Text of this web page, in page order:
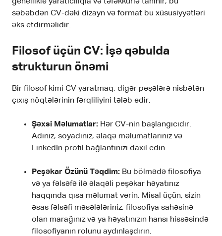
səbəbdən CV-dəki dizayn və format bu xüsusiyyətləri
əks etdirməlidir.
Filosof üçün CV: İşə qəbulda
strukturun önəmi
Bir filosof kimi CV yaratmaq, digər peşələrə nisbətən
çıxış nöqtələrinin fərqliliyini tələb edir.
Şəxsi Məlumatlar: Hər CV-nin başlangıcıdır.
Adınız, soyadınız, əlaqə məlumatlarınız və
LinkedIn profil bağlantınızı daxil edin.
Peşəkar Özünü Təqdim: Bu bölmədə filosofiya
və ya fəlsəfə ilə əlaqəli peşəkar həyatınız
haqqında qısa məlumat verin. Misal üçün, sizin
əsas fəlsəfi məsələləriniz, filosofiya sahəsinə
olan marağınız və ya həyatınızın hansı hissəsində
filosofiyanın rolunu aydınlaşdırın.